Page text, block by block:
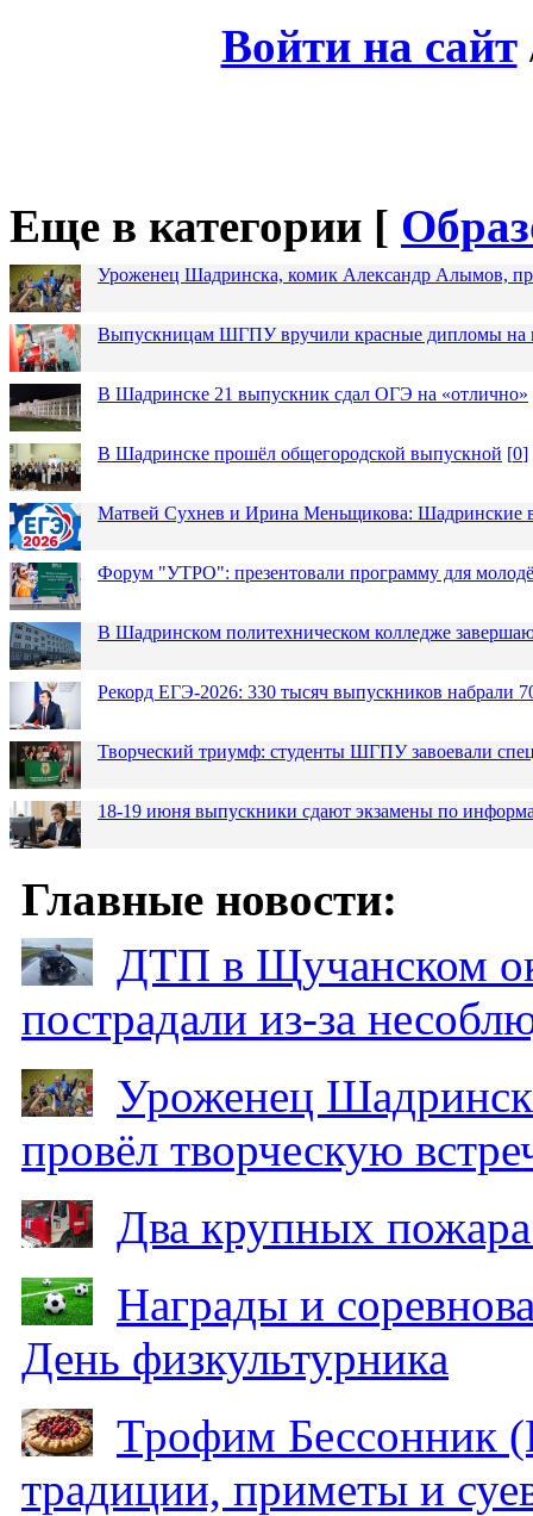
Войти на сайт
Еще в категории [
Уроженец Шадринска, комик Александр Алымов,
Выпускницам ШГПУ вручили красные дипломы на
В Шадринске 21 выпускник сдал ОГЭ на «отлично»
В Шадринске прошёл общегородской выпускной [0]
Матвей Сухнев и Ирина Меньщикова: Шадринские
Форум "УТРО": презентовали программу для
В Шадринском политехническом колледже
Рекорд ЕГЭ-2026: 330 тысяч выпускников набрали
Творческий триумф: студенты ШГПУ завоевали
18-19 июня выпускники сдают экзамены по
Главные новости:
ДТП в Щучанском
пострадали из-за
Уроженец
провёл творческую
Два крупных
Награды и
День физкультурника
Трофим Бессонник
традиции, приметы и